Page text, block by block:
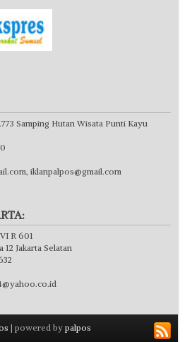
Samping Hutan Wisata Punti Kayu
, iklanpalpos@gmail.com
R 601
12 Jakarta Selatan
| powered by palpos